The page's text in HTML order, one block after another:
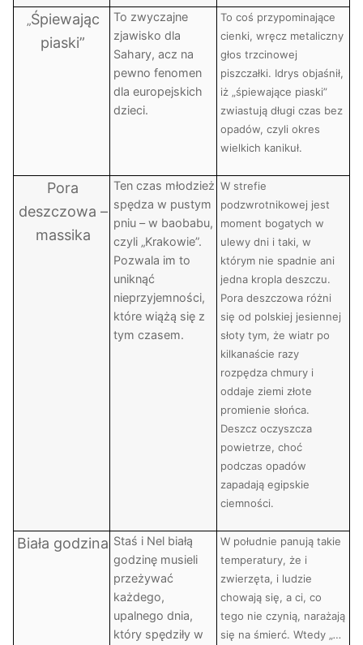
„Śpiewając
piaski”
To zwyczajne
zjawisko dla
Sahary, acz na
pewno fenomen
dla europejskich
dzieci.
To coś przypominające
cienki, wręcz metaliczny
głos trzcinowej
piszczałki. Idrys objaśnił,
iż „śpiewające piaski”
zwiastują długi czas bez
opadów, czyli okres
wielkich kanikuł.
Pora
deszczowa –
massika
Ten czas młodzież
spędza w pustym
pniu – w baobabu,
czyli „Krakowie”.
Pozwala im to
uniknąć
nieprzyjemności,
które wiążą się z
tym czasem.
W strefie
podzwrotnikowej jest
moment bogatych w
ulewy dni i taki, w
którym nie spadnie ani
jedna kropla deszczu.
Pora deszczowa różni
się od polskiej jesiennej
słoty tym, że wiatr po
kilkanaście razy
rozpędza chmury i
oddaje ziemi złote
promienie słońca.
Deszcz oczyszcza
powietrze, choć
podczas opadów
zapadają egipskie
ciemności.
Biała godzina Staś i Nel białą
godzinę musieli
przeżywać
każdego,
upalnego dnia,
który spędziły w
W południe panują takie
temperatury, że i
zwierzęta, i ludzie
chowają się, a ci, co
tego nie czynią, narażają
się na śmierć. Wtedy „ …